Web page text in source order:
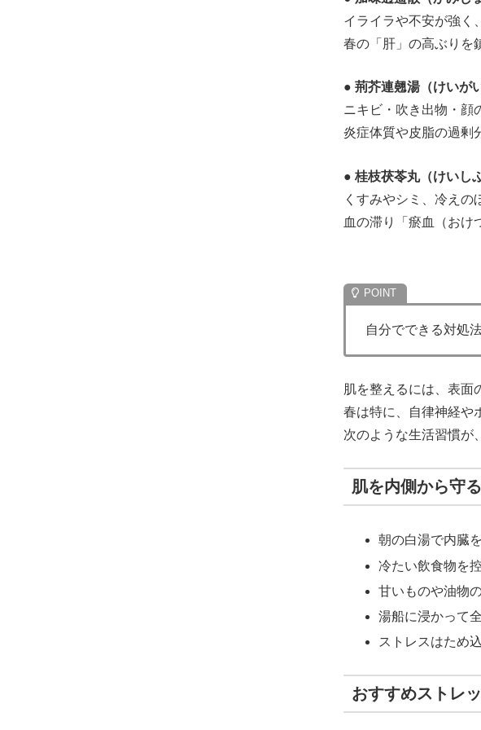
イライラや不安が強く
春の「肝」の高ぶりを
● 荊芥連翹湯（けいが
ニキビ・吹き出物・顔
炎症体質や皮脂の過剰
● 桂枝茯苓丸（けいし
くすみやシミ、冷えの
血の滞り「瘀血（おけ
自分でできる対処
肌を整えるには、表面
春は特に、自律神経や
次のような生活習慣が
肌を内側から守
朝の白湯で内臓
冷たい飲食物を
甘いものや油物
湯船に浸かって
ストレスはため
おすすめストレ